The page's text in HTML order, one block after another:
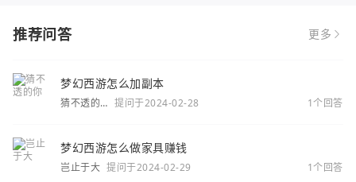
推荐问答 更多
梦幻西游怎么加副本
猜不透的
提问于2024-02-28 1个回答
梦幻西游怎么做家具赚钱
岂止于大 提问于2024-02-29 1个回答